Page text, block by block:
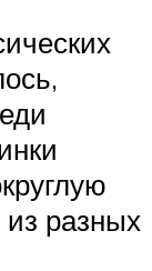
разных